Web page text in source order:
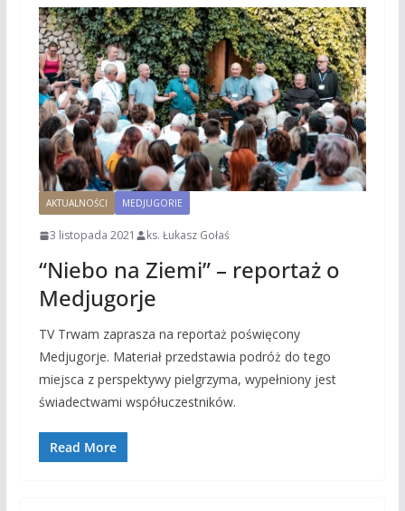
AKTUALNOŚCI MEDJUGORIE
3 listopada 2021 ks. Łukasz Gołaś
“Niebo na Ziemi” – reportaż o
Medjugorje
TV Trwam zaprasza na reportaż poświęcony
Medjugorje. Materiał przedstawia podróż do tego
miejsca z perspektywy pielgrzyma, wypełniony jest
świadectwami współuczestników.
Read More